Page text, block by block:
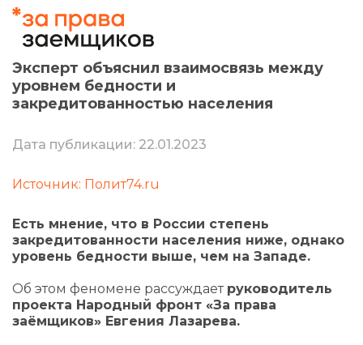
Эксперт объяснил взаимосвязь между
уровнем бедности и
закредитованностью населения
Дата публикации: 22.01.2023
Источник: Полит74.ru
Есть мнение, что в России степень
закредитованности населения ниже, однако
уровень бедности выше, чем на Западе.
Об этом феномене рассуждает руководитель
проекта Народный фронт «За права
заёмщиков» Евгения Лазарева.